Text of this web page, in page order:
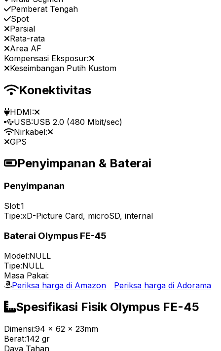
Pemberat Tengah
Spot
Parsial
Rata-rata
Area AF
Kompensasi Eksposur:
Keseimbangan Putih Kustom
Konektivitas
HDMI:
USB:USB 2.0 (480 Mbit/sec)
Nirkabel:
GPS
Penyimpanan & Baterai
Penyimpanan
Slot:1
Tipe:xD-Picture Card, microSD, internal
Baterai Olympus FE-45
Model:NULL
Tipe:NULL
Masa Pakai:
Periksa harga di Amazon
Periksa harga di Adorama
Spesifikasi Fisik Olympus FE-45
Dimensi:94 x 62 x 23mm
Berat:142 gr
Daya Tahan